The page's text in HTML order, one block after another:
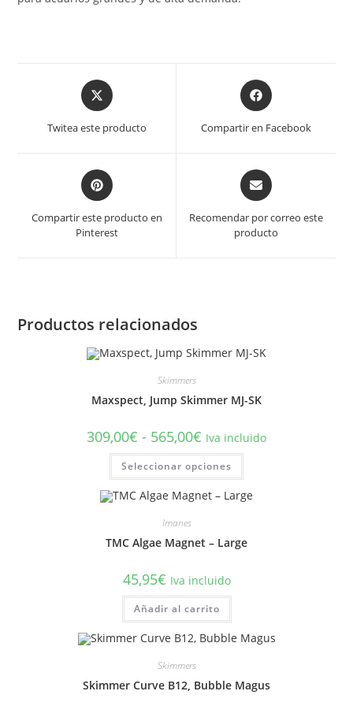
Opens
in
new
Twitea este producto
Opens
in
new
Compartir en Facebook
Opens
in
new
Compartir este producto en
Pinterest
Opens
in
new
Recomendar por correo este
producto
Productos relacionados
Skimmers
Maxspect, Jump Skimmer MJ-SK
309,00€ - 565,00€ Rango
de
precios:
desde
309,00€
hasta
565,00€
Iva incluido
Seleccionar opciones
Este
tiene
múltiples
variantes.
pueden
Imanes
TMC Algae Magnet – Large
45,95€ Iva incluido
Añadir al carrito
Skimmers
Skimmer Curve B12, Bubble Magus